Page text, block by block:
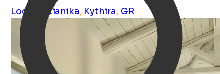
Logothetianika, Kythira, GR